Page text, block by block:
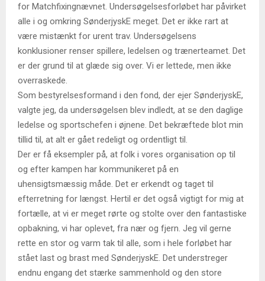
for Matchfixingnævnet. Undersøgelsesforløbet har påvirket
alle i og omkring SønderjyskE meget. Det er ikke rart at
være mistænkt for urent trav. Undersøgelsens
konklusioner renser spillere, ledelsen og trænerteamet. Det
er der grund til at glæde sig over. Vi er lettede, men ikke
overraskede.
Som bestyrelsesformand i den fond, der ejer SønderjyskE,
valgte jeg, da undersøgelsen blev indledt, at se den daglige
ledelse og sportschefen i øjnene. Det bekræftede blot min
tillid til, at alt er gået redeligt og ordentligt til.
Der er få eksempler på, at folk i vores organisation op til
og efter kampen har kommunikeret på en
uhensigtsmæssig måde. Det er erkendt og taget til
efterretning for længst. Hertil er det også vigtigt for mig at
fortælle, at vi er meget rørte og stolte over den fantastiske
opbakning, vi har oplevet, fra nær og fjern. Jeg vil gerne
rette en stor og varm tak til alle, som i hele forløbet har
stået last og brast med SønderjyskE. Det understreger
endnu engang det stærke sammenhold og den store